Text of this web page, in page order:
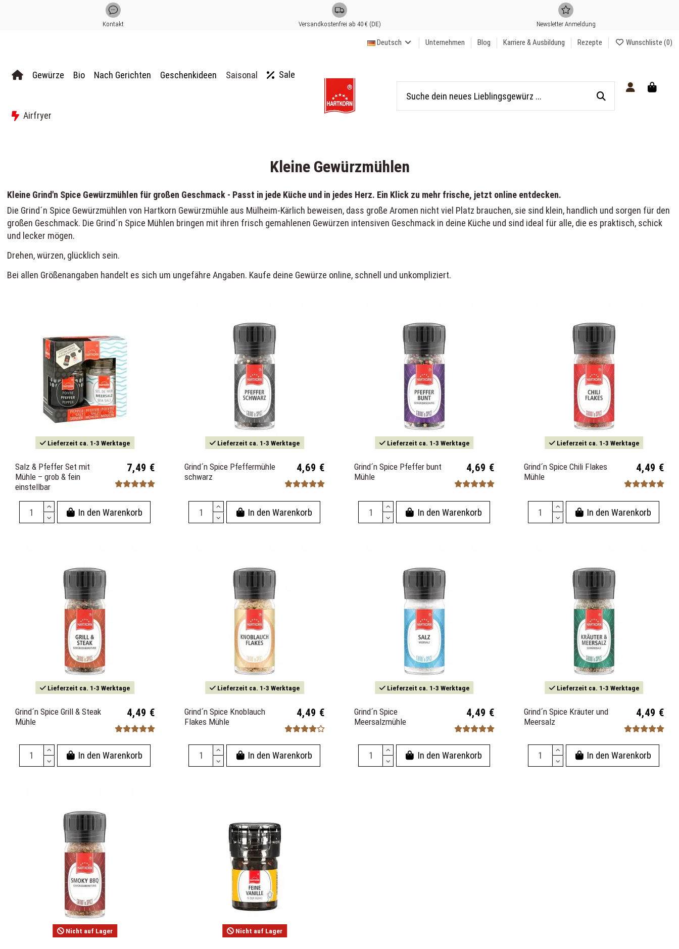
Kontakt Versandkostenfrei ab 40 € (DE) Newsletter Anmeldung
Deutsch Unternehmen Blog Karriere & Ausbildung Rezepte Wunschliste (0)
Gewürze Bio Nach Gerichten Geschenkideen Saisonal Sale
Airfryer
Kleine Gewürzmühlen
Kleine Grind'n Spice Gewürzmühlen für großen Geschmack - Passt in jede Küche und in jedes Herz. Ein Klick zu mehr frische, jetzt online entdecken.
Die Grind´n Spice Gewürzmühlen von Hartkorn Gewürzmühle aus Mülheim-Kärlich beweisen, dass große Aromen nicht viel Platz brauchen, sie sind klein, handlich und sorgen für den
großen Geschmack. Die Grind´n Spice Mühlen bringen mit ihren frisch gemahlenen Gewürzen intensiven Geschmack in deine Küche und sind ideal für alle, die es praktisch, schick
und lecker mögen.
Drehen, würzen, glücklich sein.
Bei allen Größenangaben handelt es sich um ungefähre Angaben. Kaufe deine Gewürze online, schnell und unkompliziert.
Lieferzeit ca. 1-3 Werktage
Salz & Pfeffer Set mit
Mühle – grob & fein
einstellbar
7,49 €
In den Warenkorb
Lieferzeit ca. 1-3 Werktage
Grind´n Spice Pfeffermühle
schwarz
4,69 €
In den Warenkorb
Lieferzeit ca. 1-3 Werktage
Grind´n Spice Pfeffer bunt
Mühle
4,69 €
In den Warenkorb
Lieferzeit ca. 1-3 Werktage
Grind´n Spice Chili Flakes
Mühle
4,49 €
In den Warenkorb
Lieferzeit ca. 1-3 Werktage
Grind´n Spice Grill & Steak
Mühle
4,49 €
In den Warenkorb
Lieferzeit ca. 1-3 Werktage
Grind´n Spice Knoblauch
Flakes Mühle
4,49 €
In den Warenkorb
Lieferzeit ca. 1-3 Werktage
Grind´n Spice
Meersalzmühle
4,49 €
In den Warenkorb
Lieferzeit ca. 1-3 Werktage
Grind´n Spice Kräuter und
Meersalz
4,49 €
In den Warenkorb
Nicht auf Lager Nicht auf Lager